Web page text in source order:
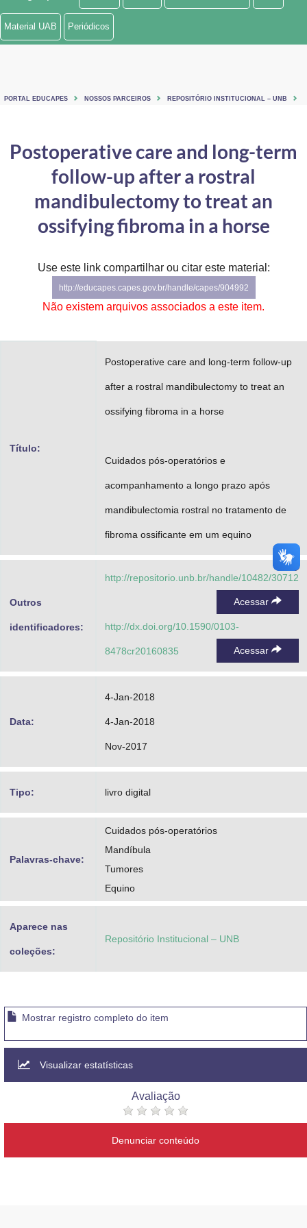
Ministério de Minas e Energia
Controladoria-Geral da União
Ministério da Mulher, da Família e dos Direitos Humanos
Secretaria-Geral
Gabinete de Segurança Institucional
Material UAB Periódicos
PORTAL EDUCAPES NOSSOS PARCEIROS REPOSITÓRIO INSTITUCIONAL – UNB
Postoperative care and long-term
follow-up after a rostral
mandibulectomy to treat an
ossifying fibroma in a horse
Use este link compartilhar ou citar este material:
http://educapes.capes.gov.br/handle/capes/904992
Não existem arquivos associados a este item.
Título:
Postoperative care and long-term follow-up
after a rostral mandibulectomy to treat an
ossifying fibroma in a horse
Cuidados pós-operatórios e
acompanhamento a longo prazo após
mandibulectomia rostral no tratamento de
fibroma ossificante em um equino
Outros
identificadores:
http://repositorio.unb.br/handle/10482/30712
Acessar
http://dx.doi.org/10.1590/0103-
8478cr20160835 Acessar
Data:
4-Jan-2018
4-Jan-2018
Nov-2017
Tipo: livro digital
Palavras-chave:
Cuidados pós-operatórios
Mandíbula
Tumores
Equino
Aparece nas
coleções:
Repositório Institucional – UNB
Mostrar registro completo do item
Visualizar estatísticas
Avaliação
Denunciar conteúdo